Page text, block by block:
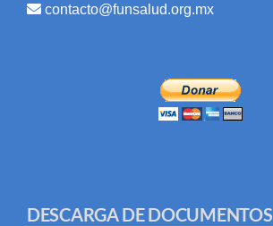
contacto@funsalud.org.mx
DESCARGA DE DOCUMENTOS